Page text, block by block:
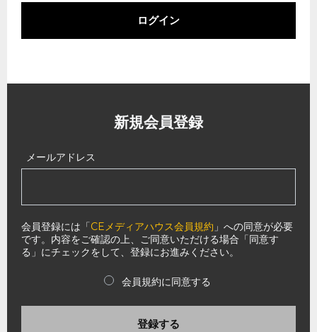
ログイン
新規会員登録
メールアドレス
会員登録には「CEメディアハウス会員規約 」への同意が必要
です。内容をご確認の上、ご同意いただける場合「同意す
る」にチェックをして、登録にお進みください。
会員規約に同意する
登録する